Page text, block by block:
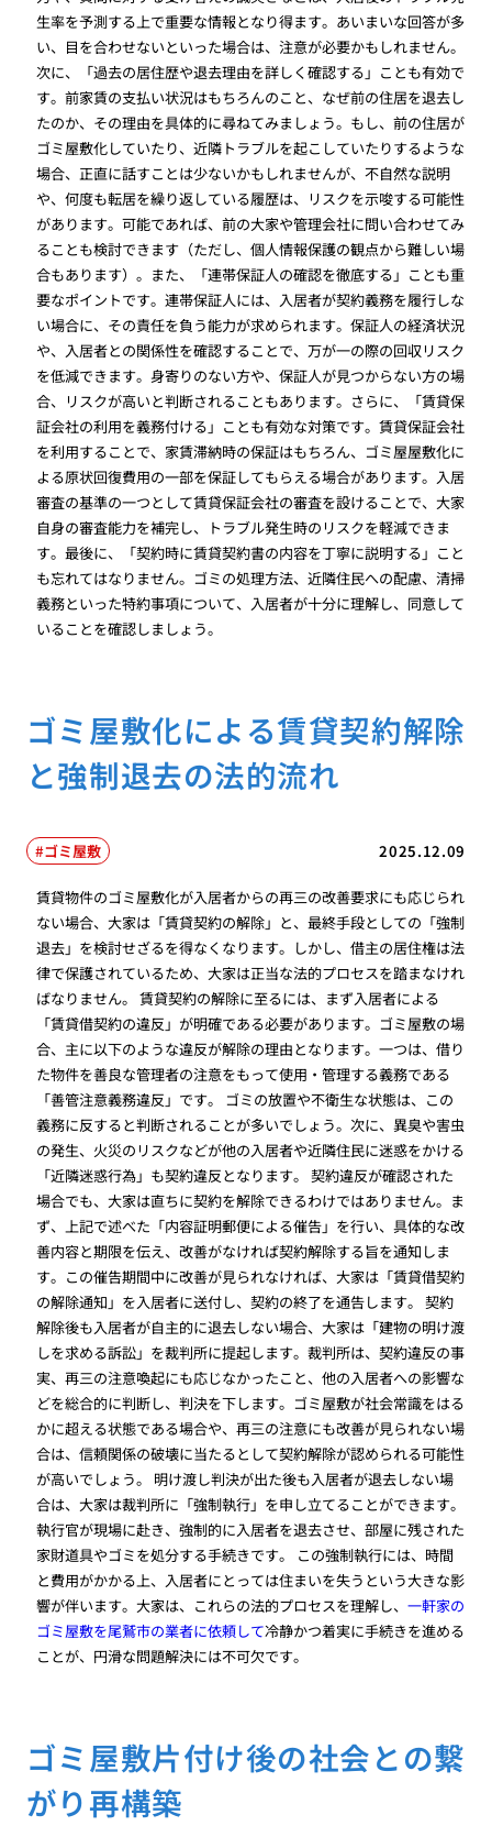
生率を予測する上で重要な情報となり得ます。あいまいな回答が多
い、目を合わせないといった場合は、注意が必要かもしれません。
次に、「過去の居住歴や退去理由を詳しく確認する」ことも有効で
す。前家賃の支払い状況はもちろんのこと、なぜ前の住居を退去し
たのか、その理由を具体的に尋ねてみましょう。もし、前の住居が
ゴミ屋敷化していたり、近隣トラブルを起こしていたりするような
場合、正直に話すことは少ないかもしれませんが、不自然な説明
や、何度も転居を繰り返している履歴は、リスクを示唆する可能性
があります。可能であれば、前の大家や管理会社に問い合わせてみ
ることも検討できます（ただし、個人情報保護の観点から難しい場
合もあります）。また、「連帯保証人の確認を徹底する」ことも重
要なポイントです。連帯保証人には、入居者が契約義務を履行しな
い場合に、その責任を負う能力が求められます。保証人の経済状況
や、入居者との関係性を確認することで、万が一の際の回収リスク
を低減できます。身寄りのない方や、保証人が見つからない方の場
合、リスクが高いと判断されることもあります。さらに、「賃貸保
証会社の利用を義務付ける」ことも有効な対策です。賃貸保証会社
を利用することで、家賃滞納時の保証はもちろん、ゴミ屋屋敷化に
よる原状回復費用の一部を保証してもらえる場合があります。入居
審査の基準の一つとして賃貸保証会社の審査を設けることで、大家
自身の審査能力を補完し、トラブル発生時のリスクを軽減できま
す。最後に、「契約時に賃貸契約書の内容を丁寧に説明する」こと
も忘れてはなりません。ゴミの処理方法、近隣住民への配慮、清掃
義務といった特約事項について、入居者が十分に理解し、同意して
いることを確認しましょう。
ゴミ屋敷化による賃貸契約解除
と強制退去の法的流れ
2025.12.09
ゴミ屋敷
賃貸物件のゴミ屋敷化が入居者からの再三の改善要求にも応じられ
ない場合、大家は「賃貸契約の解除」と、最終手段としての「強制
退去」を検討せざるを得なくなります。しかし、借主の居住権は法
律で保護されているため、大家は正当な法的プロセスを踏まなけれ
ばなりません。 賃貸契約の解除に至るには、まず入居者による
「賃貸借契約の違反」が明確である必要があります。ゴミ屋敷の場
合、主に以下のような違反が解除の理由となります。一つは、借り
た物件を善良な管理者の注意をもって使用・管理する義務である
「善管注意義務違反」です。 ゴミの放置や不衛生な状態は、この
義務に反すると判断されることが多いでしょう。次に、異臭や害虫
の発生、火災のリスクなどが他の入居者や近隣住民に迷惑をかける
「近隣迷惑行為」も契約違反となります。 契約違反が確認された
場合でも、大家は直ちに契約を解除できるわけではありません。ま
ず、上記で述べた「内容証明郵便による催告」を行い、具体的な改
善内容と期限を伝え、改善がなければ契約解除する旨を通知しま
す。この催告期間中に改善が見られなければ、大家は「賃貸借契約
の解除通知」を入居者に送付し、契約の終了を通告します。 契約
解除後も入居者が自主的に退去しない場合、大家は「建物の明け渡
しを求める訴訟」を裁判所に提起します。裁判所は、契約違反の事
実、再三の注意喚起にも応じなかったこと、他の入居者への影響な
どを総合的に判断し、判決を下します。ゴミ屋敷が社会常識をはる
かに超える状態である場合や、再三の注意にも改善が見られない場
合は、信頼関係の破壊に当たるとして契約解除が認められる可能性
が高いでしょう。 明け渡し判決が出た後も入居者が退去しない場
合は、大家は裁判所に「強制執行」を申し立てることができます。
執行官が現場に赴き、強制的に入居者を退去させ、部屋に残された
家財道具やゴミを処分する手続きです。 この強制執行には、時間
と費用がかかる上、入居者にとっては住まいを失うという大きな影
響が伴います。大家は、これらの法的プロセスを理解し、一軒家の
ゴミ屋敷を尾鷲市の業者に依頼して冷静かつ着実に手続きを進める
ことが、円滑な問題解決には不可欠です。
ゴミ屋敷片付け後の社会との繋
がり再構築